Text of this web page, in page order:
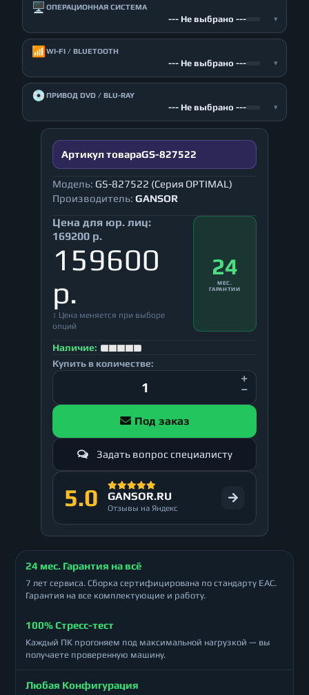
🖥️ ОПЕРАЦИОННАЯ СИСТЕМА
--- Не выбрано --- ▾
📶 WI-FI / BLUETOOTH
--- Не выбрано --- ▾
💿ПРИВОД DVD / BLU-RAY
--- Не выбрано --- ▾
Артикул товараGS-827522
Модель: GS-827522 (Серия OPTIMAL)
Производитель: GANSOR
Цена для юр. лиц:
169200 р.
159600
р.
↕ Цена меняется при выборе
опций
24
МЕС.
ГАРАНТИИ
Наличие:
Купить в количестве:
Под заказ
Задать вопрос специалисту
5.0 GANSOR.RU
Отзывы на Яндекс
24 мес. Гарантия на всё
7 лет сервиса. Сборка сертифицирована по стандарту ЕАС.
Гарантия на все комплектующие и работу.
100% Стресс-тест
Каждый ПК прогоняем под максимальной нагрузкой — вы
получаете проверенную машину.
Любая Конфигурация